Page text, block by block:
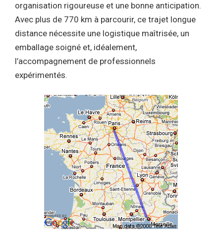
organisation rigoureuse et une bonne anticipation.
Avec plus de 770 km à parcourir, ce trajet longue
distance nécessite une logistique maîtrisée, un
emballage soigné et, idéalement,
l’accompagnement de professionnels
expérimentés.